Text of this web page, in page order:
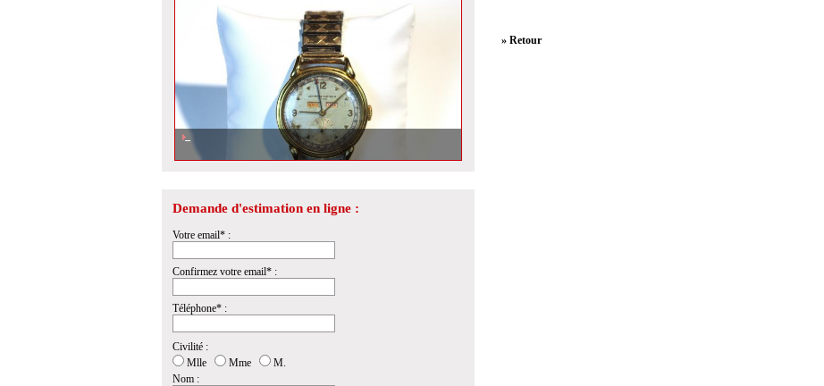
Demande d'estimation en ligne :
Votre email* :
Confirmez votre email* :
Téléphone* :
Civilité :
Mlle
Mme
M.
Nom :
» Retour